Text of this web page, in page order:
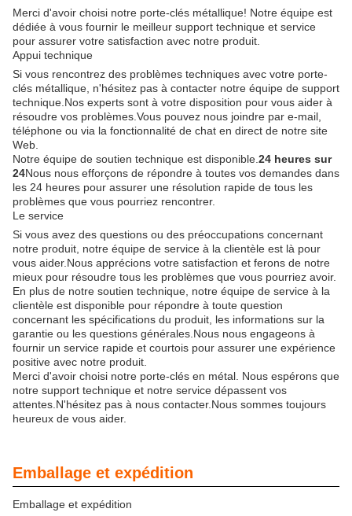
Merci d'avoir choisi notre porte-clés métallique! Notre équipe est
dédiée à vous fournir le meilleur support technique et service
pour assurer votre satisfaction avec notre produit.
Appui technique
Si vous rencontrez des problèmes techniques avec votre porte-
clés métallique, n'hésitez pas à contacter notre équipe de support
technique.Nos experts sont à votre disposition pour vous aider à
résoudre vos problèmes.Vous pouvez nous joindre par e-mail,
téléphone ou via la fonctionnalité de chat en direct de notre site
Web.
Notre équipe de soutien technique est disponible.24 heures sur
24Nous nous efforçons de répondre à toutes vos demandes dans
les 24 heures pour assurer une résolution rapide de tous les
problèmes que vous pourriez rencontrer.
Le service
Si vous avez des questions ou des préoccupations concernant
notre produit, notre équipe de service à la clientèle est là pour
vous aider.Nous apprécions votre satisfaction et ferons de notre
mieux pour résoudre tous les problèmes que vous pourriez avoir.
En plus de notre soutien technique, notre équipe de service à la
clientèle est disponible pour répondre à toute question
concernant les spécifications du produit, les informations sur la
garantie ou les questions générales.Nous nous engageons à
fournir un service rapide et courtois pour assurer une expérience
positive avec notre produit.
Merci d'avoir choisi notre porte-clés en métal. Nous espérons que
notre support technique et notre service dépassent vos
attentes.N'hésitez pas à nous contacter.Nous sommes toujours
heureux de vous aider.
Emballage et expédition
Emballage et expédition